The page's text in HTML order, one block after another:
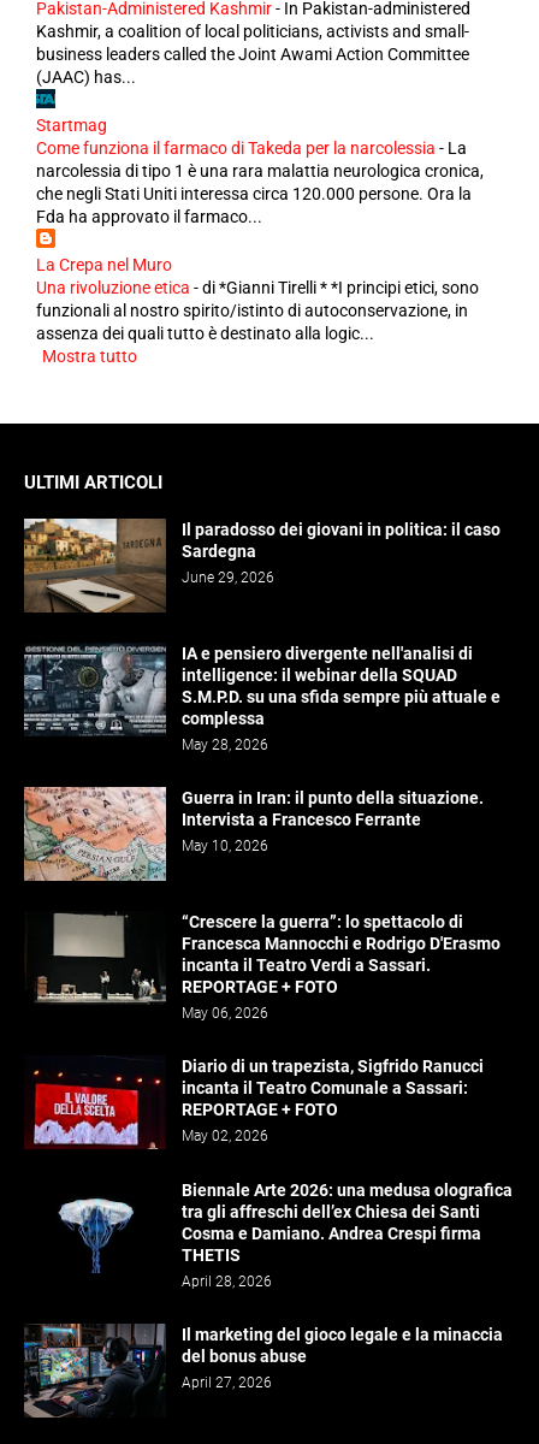
Pakistan-Administered Kashmir- In Pakistan-administered
Kashmir, a coalition of local politicians, activists and small-
business leaders called the Joint Awami Action Committee
(JAAC) has...
Startmag
Come funziona il farmaco di Takeda per la narcolessia - La
narcolessia di tipo 1 è una rara malattia neurologica cronica,
che negli Stati Uniti interessa circa 120.000 persone. Ora la
Fda ha approvato il farmaco...
La Crepa nel Muro
Una rivoluzione etica -di *Gianni Tirelli * *I principi etici, sono
funzionali al nostro spirito/istinto di autoconservazione, in
assenza dei quali tutto è destinato alla logic...
Mostra tutto
ULTIMI ARTICOLI
Il paradosso dei giovani in politica: il caso
Sardegna
June 29, 2026
IA e pensiero divergente nell'analisi di
intelligence: il webinar della SQUAD
S.M.P.D. su una sfida sempre più attuale e
complessa
May 28, 2026
Guerra in Iran: il punto della situazione.
Intervista a Francesco Ferrante
May 10, 2026
“Crescere la guerra”: lo spettacolo di
Francesca Mannocchi e Rodrigo D'Erasmo
incanta il Teatro Verdi a Sassari.
REPORTAGE + FOTO
May 06, 2026
Diario di un trapezista, Sigfrido Ranucci
incanta il Teatro Comunale a Sassari:
REPORTAGE + FOTO
May 02, 2026
Biennale Arte 2026: una medusa olografica
tra gli affreschi dell’ex Chiesa dei Santi
Cosma e Damiano. Andrea Crespi firma
THETIS
April 28, 2026
Il marketing del gioco legale e la minaccia
del bonus abuse
April 27, 2026